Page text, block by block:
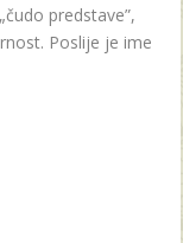
predstave”,
Poslije je ime